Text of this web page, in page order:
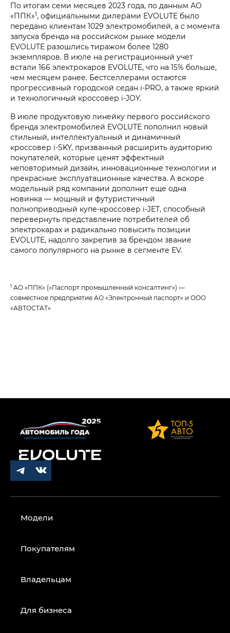
По итогам семи месяцев 2023 года, по данным АО
«ППК»1, официальными дилерами EVOLUTE было
передано клиентам 1029 электромобилей, а с момента
запуска бренда на российском рынке модели
EVOLUTE разошлись тиражом более 1280
экземпляров. В июле на регистрационный учет
встали 166 электрокаров EVOLUTE, что на 15% больше,
чем месяцем ранее. Бестселлерами остаются
прогрессивный городской седан i‑PRO, а также яркий
и технологичный кроссовер i‑JOY.
В июле продуктовую линейку первого российского
бренда электромобилей EVOLUTE пополнил новый
стильный, интеллектуальный и динамичный
кроссовер i‑SKY, призванный расширить аудиторию
покупателей, которые ценят эффектный
неповторимый дизайн, инновационные технологии и
прекрасные эксплуатационные качества. А вскоре
модельный ряд компании дополнит еще одна
новинка — мощный и футуристичный
полноприводный купе-кроссовер i‑JET, способный
перевернуть представление потребителей об
электрокарах и радикально повысить позиции
EVOLUTE, надолго закрепив за брендом звание
самого популярного на рынке в сегменте EV.
1 АО «ППК» («Паспорт промышленный консалтинг») —
совместное предприятие АО «Электронный паспорт» и ООО
«АВТОСТАТ»
Модели
Покупателям
Владельцам
Для бизнеса